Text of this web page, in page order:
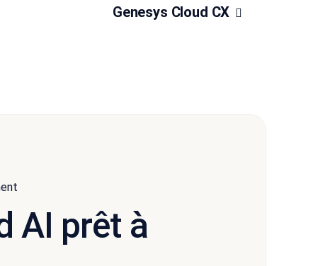
Genesys Cloud CX
AI prêt à